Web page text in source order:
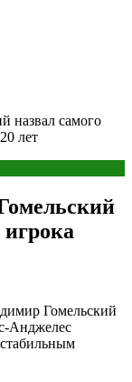
назвал самого
лет
игрока
Гомельский
Анджелес